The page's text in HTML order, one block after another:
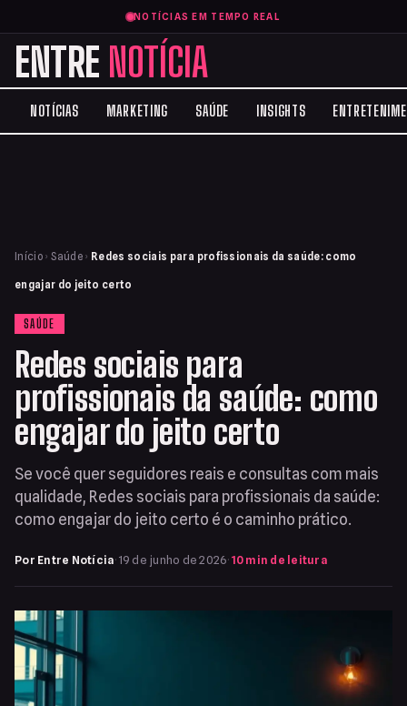
NOTÍCIAS EM TEMPO REAL
ENTRE NOTÍCIA
NOTÍCIAS MARKETING SAÚDE INSIGHTS
Início › Saúde › Redes sociais para profissionais da saúde: como
engajar do jeito certo
SAÚDE
Redes sociais para
profissionais da saúde: como
engajar do jeito certo
Se você quer seguidores reais e consultas com mais
qualidade, Redes sociais para profissionais da saúde:
como engajar do jeito certo é o caminho prático.
Por Entre Notícia· 19 de junho de 2026· 10 min de leitura